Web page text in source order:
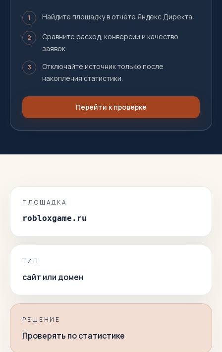
1 Найдите площадку в отчёте Яндекс Директа.
2
Сравните расход, конверсии и качество
заявок.
3
Отключайте источник только после
накопления статистики.
Перейти к проверке
ПЛОЩАДКА
robloxgame.ru
ТИП
сайт или домен
РЕШЕНИЕ
Проверять по статистике